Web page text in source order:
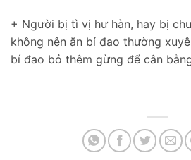
+ Người bị tì vị hư hàn, hay bị
không nên ăn bí đao thường
bí đao bỏ thêm gừng để cân